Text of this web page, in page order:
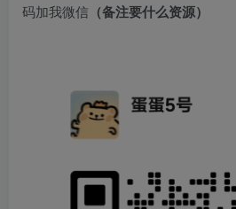
码加我微信 （备注要什么资源）